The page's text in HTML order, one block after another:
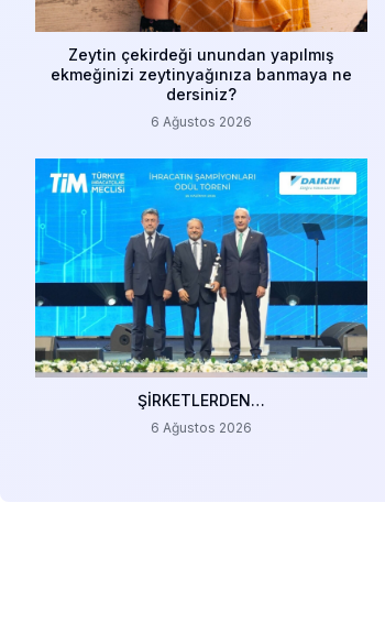
Zeytin çekirdeği unundan yapılmış
ekmeğinizi zeytinyağınıza banmaya ne
dersiniz?
6 Ağustos 2026
ŞİRKETLERDEN…
6 Ağustos 2026